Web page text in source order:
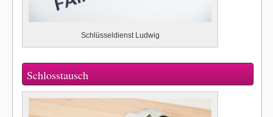
Schlüsseldienst Ludwig
Schlosstausch